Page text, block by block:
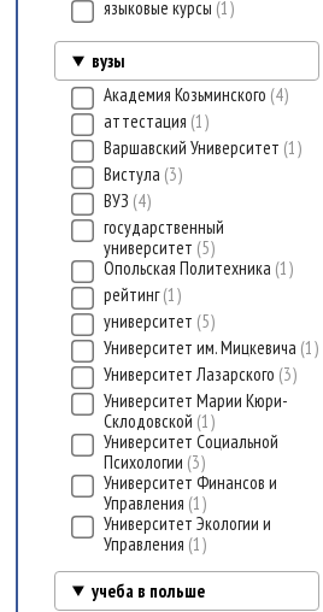
языковые курсы 1
вузы
Академия Козьминского 4
аттестация 1
Варшавский Университет 1
Вистула 3
ВУЗ 4
государственный
университет 5
Опольская Политехника 1
рейтинг 1
университет 5
Университет им. Мицкевича 1
Университет Лазарского 3
Университет Марии Кюри-
Склодовской 1
Университет Социальной
Психологии 3
Университет Финансов и
Управления 1
Университет Экологии и
Управления 1
учеба в польше